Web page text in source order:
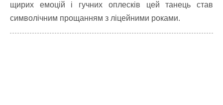
щирих емоцій і гучних оплесків цей танець став
символічним прощанням з ліцейними роками.